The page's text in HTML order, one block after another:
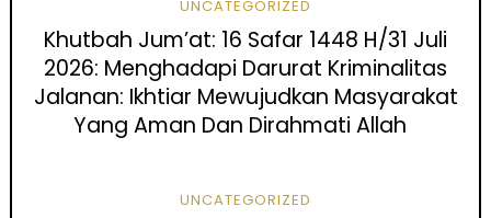
UNCATEGORIZED
Khutbah Jum’at: 16 Safar 1448 H/31 Juli
2026: Menghadapi Darurat Kriminalitas
Jalanan: Ikhtiar Mewujudkan Masyarakat
Yang Aman Dan Dirahmati Allah
UNCATEGORIZED